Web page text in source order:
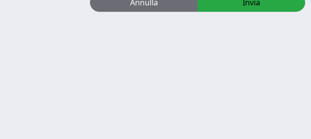
Annulla Invia